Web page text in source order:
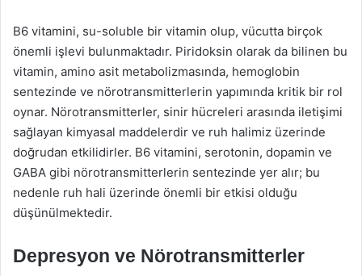
B6 vitamini, su-soluble bir vitamin olup, vücutta birçok
önemli işlevi bulunmaktadır. Piridoksin olarak da bilinen bu
vitamin, amino asit metabolizmasında, hemoglobin
sentezinde ve nörotransmitterlerin yapımında kritik bir rol
oynar. Nörotransmitterler, sinir hücreleri arasında iletişimi
sağlayan kimyasal maddelerdir ve ruh halimiz üzerinde
doğrudan etkilidirler. B6 vitamini, serotonin, dopamin ve
GABA gibi nörotransmitterlerin sentezinde yer alır; bu
nedenle ruh hali üzerinde önemli bir etkisi olduğu
düşünülmektedir.
Depresyon ve Nörotransmitterler